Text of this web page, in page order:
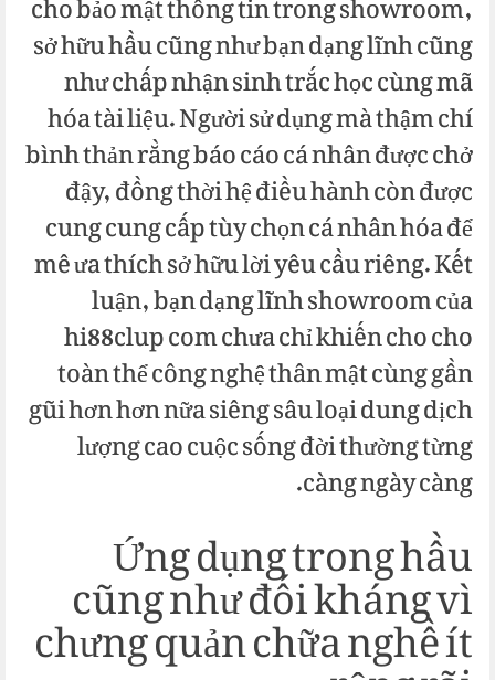
sở hữu hầu cũng như bạn dạng lĩnh cũng
như chấp nhận sinh trắc học cùng mã
hóa tài liệu. Người sử dụng mà thậm chí
bình thản rằng báo cáo cá nhân được chở
đậy, đồng thời hệ điều hành còn được
cung cung cấp tùy chọn cá nhân hóa để
mê ưa thích sở hữu lời yêu cầu riêng. Kết
luận, bạn dạng lĩnh showroom của
hi88clup com chưa chỉ khiến cho cho
toàn thể công nghệ thân mật cùng gần
gũi hơn hơn nữa siêng sâu loại dung dịch
lượng cao cuộc sống đời thường từng
càng ngày càng.
Ứng dụng trong hầu
cũng như đối kháng vì
chưng quản chữa nghề ít